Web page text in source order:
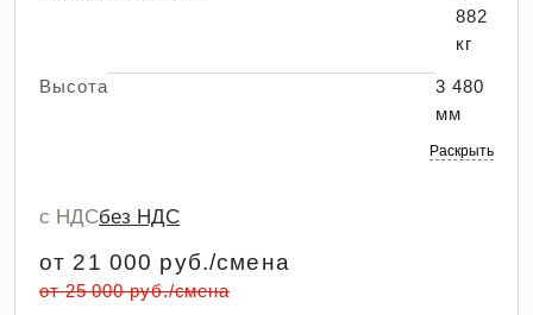
882
кг
Высота
3 480
мм
Раскрыть
с НДСбез НДС
от 21 000 руб./смена
от 25 000 руб./смена